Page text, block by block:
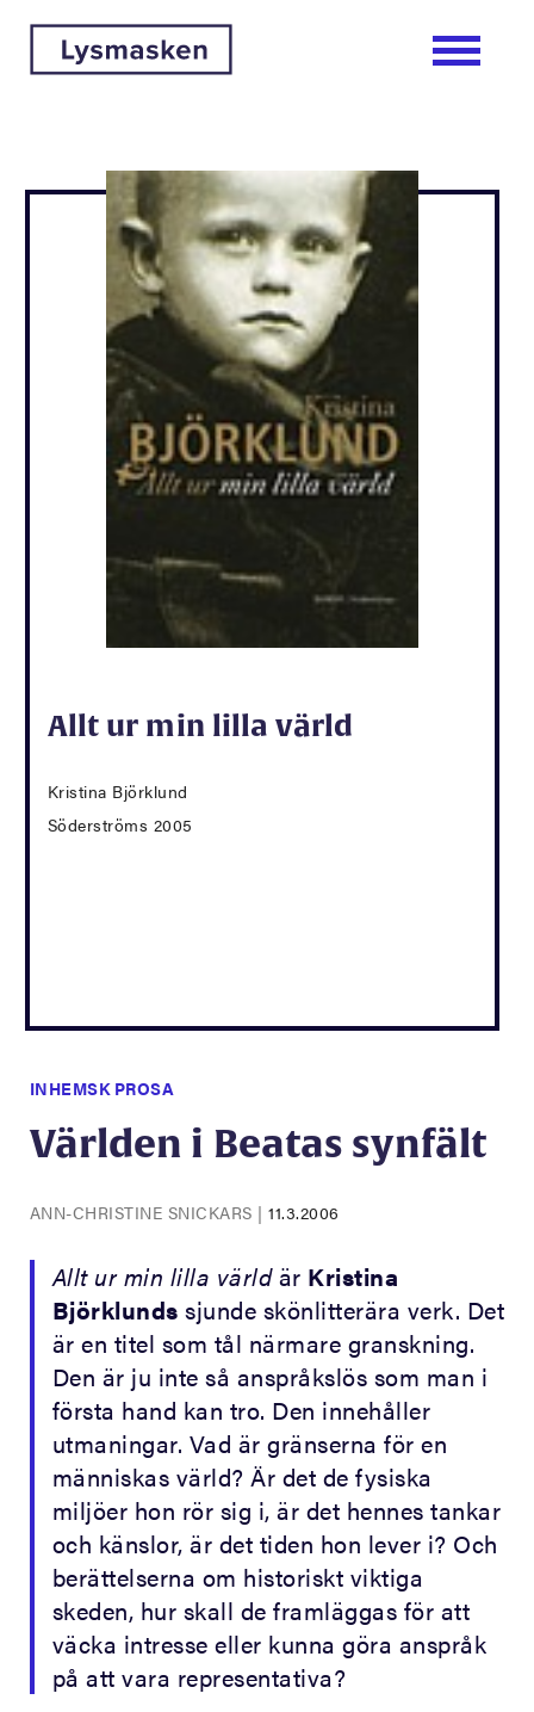
Allt ur min lilla värld
Kristina Björklund
Söderströms 2005
INHEMSK PROSA
Världen i Beatas synfält
ANN-CHRISTINE SNICKARS |11.3.2006
Allt ur min lilla världär Kristina
Björklunds sjunde skönlitterära verk. Det
är en titel som tål närmare granskning.
Den är ju inte så anspråkslös som man i
första hand kan tro. Den innehåller
utmaningar. Vad är gränserna för en
människas värld? Är det de fysiska
miljöer hon rör sig i, är det hennes tankar
och känslor, är det tiden hon lever i? Och
berättelserna om historiskt viktiga
skeden, hur skall de framläggas för att
väcka intresse eller kunna göra anspråk
på att vara representativa?